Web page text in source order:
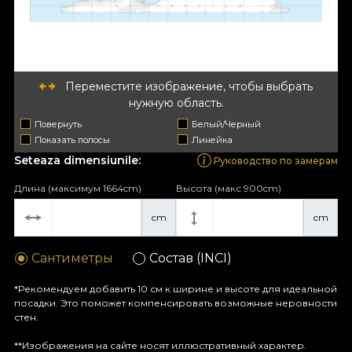
Переместите изображение, чтобы выбрать
нужную область.
Повернуть
Белый/Черный
Показать полосы
Линейка
Seteaza dimensiunile: Руководство по замерам
cm
Длина (максимум 1664cm)
cm
Высота (макс 900cm)
Сантиметры Состав (INCI)
*Рекомендуем добавить 10 см к ширине и высоте для идеальной
посадки. Это поможет компенсировать возможные неровности
стен.
**Изображения на сайте носят иллюстративный характер.